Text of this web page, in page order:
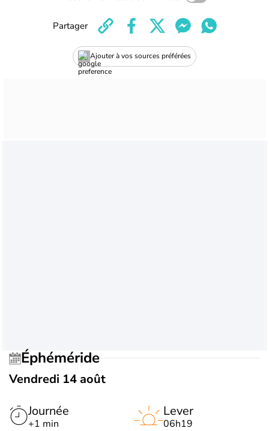
Ajouter à vos sources préférées
Partager
Éphéméride
Vendredi 14 août
Journée
+1 min
Lever
06h19